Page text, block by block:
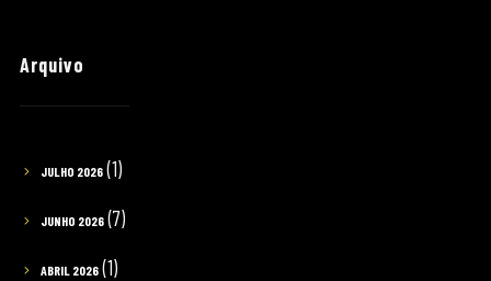
Arquivo
JULHO 2026(1)
JUNHO 2026(7)
ABRIL 2026(1)